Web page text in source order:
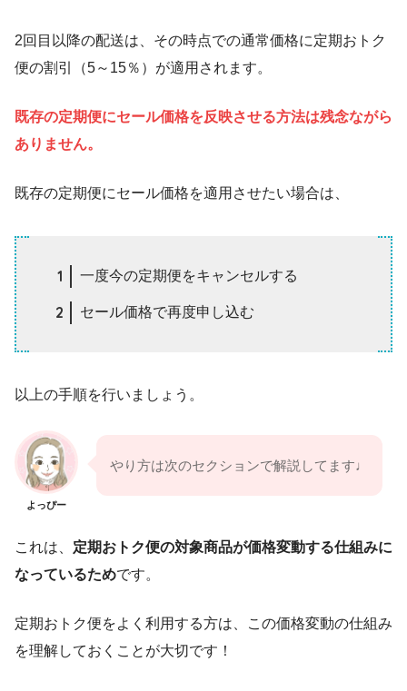
2回目以降の配送は、その時点での通常価格に定期おトク
便の割引（5～15％）が適用されます。
既存の定期便にセール価格を反映させる方法は残念ながら
ありません。
既存の定期便にセール価格を適用させたい場合は、
一度今の定期便をキャンセルする
セール価格で再度申し込む
以上の手順を行いましょう。
よっぴー
やり方は次のセクションで解説してます♩
これは、 定期おトク便の対象商品が価格変動する仕組みに
なっているためです。
定期おトク便をよく利用する方は、この価格変動の仕組み
を理解しておくことが大切です！